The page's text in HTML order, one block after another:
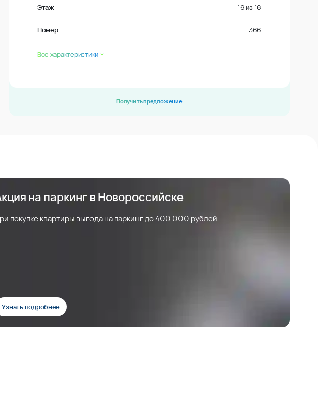
Этаж 16 из 16
Номер 366
Все характеристики
Получить предложение
на паркинг в Новороссийске
покупке квартиры выгода на паркинг до 400 000 рублей.
Узнать подробнее